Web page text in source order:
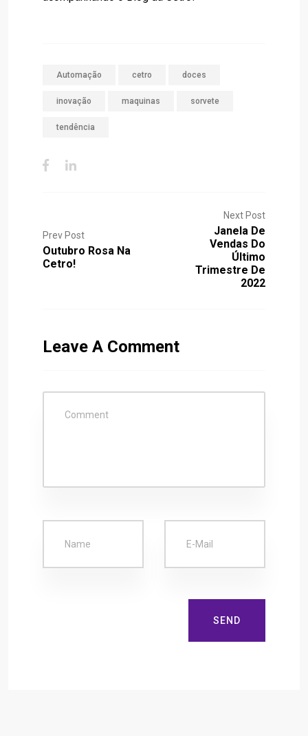
Automação cetro doces
inovação maquinas sorvete
tendência
Prev Post
Outubro Rosa Na
Cetro!
Next Post
Janela De
Vendas Do
Último
Trimestre De
2022
Leave A Comment
SEND